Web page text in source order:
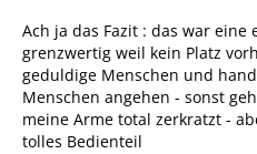
Ach ja das Fazit : das war eine
grenzwertig weil kein Platz
geduldige Menschen und
Menschen angehen - sonst
meine Arme total zerkratzt -
tolles Bedienteil